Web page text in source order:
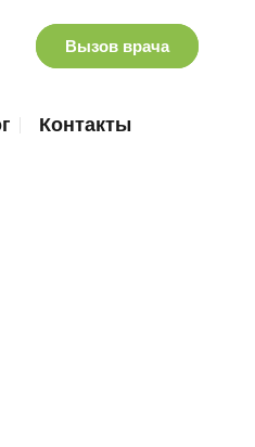
Вызов врача
Контакты